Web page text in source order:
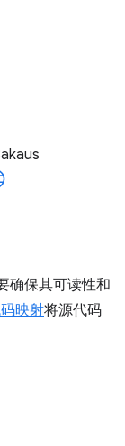
确保其可读性和
映射将源代码